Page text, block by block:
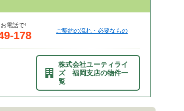
電話で!
178 ご契約の流れ・必要なもの
株式会社ユーティライ
ズ 福岡支店の物件一
覧